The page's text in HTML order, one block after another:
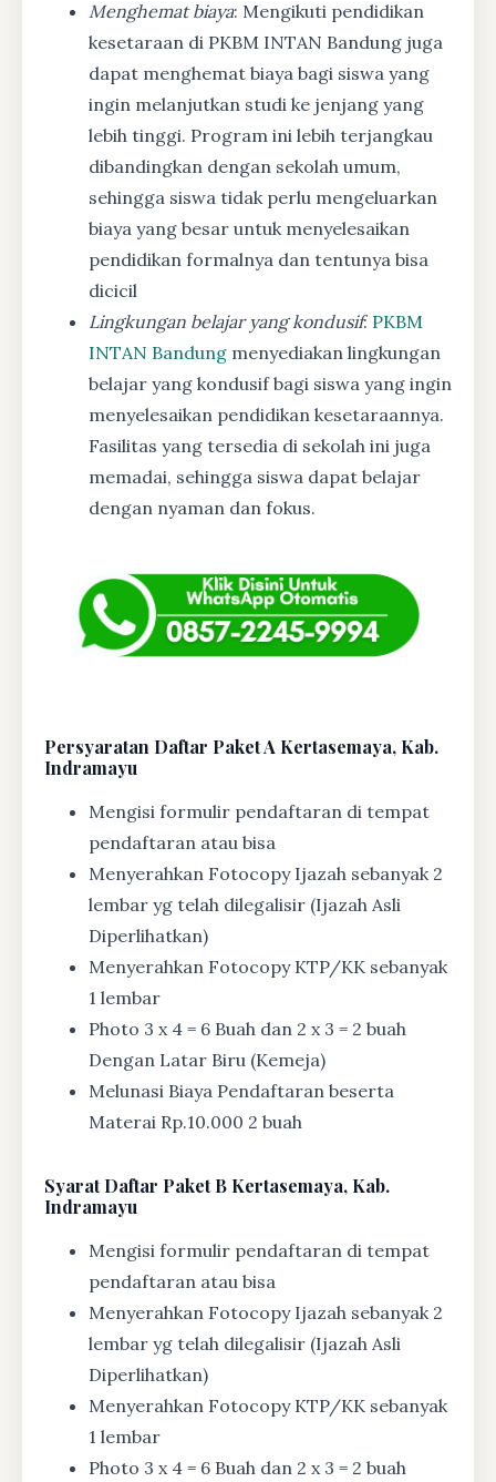
Menghemat biaya: Mengikuti pendidikan
kesetaraan di PKBM INTAN Bandung juga
dapat menghemat biaya bagi siswa yang
ingin melanjutkan studi ke jenjang yang
lebih tinggi. Program ini lebih terjangkau
dibandingkan dengan sekolah umum,
sehingga siswa tidak perlu mengeluarkan
biaya yang besar untuk menyelesaikan
pendidikan formalnya dan tentunya bisa
dicicil
Lingkungan belajar yang kondusif: PKBM
INTAN Bandung menyediakan lingkungan
belajar yang kondusif bagi siswa yang ingin
menyelesaikan pendidikan kesetaraannya.
Fasilitas yang tersedia di sekolah ini juga
memadai, sehingga siswa dapat belajar
dengan nyaman dan fokus.
Persyaratan Daftar Paket A Kertasemaya, Kab.
Indramayu
Mengisi formulir pendaftaran di tempat
pendaftaran atau bisa
Menyerahkan Fotocopy Ijazah sebanyak 2
lembar yg telah dilegalisir (Ijazah Asli
Diperlihatkan)
Menyerahkan Fotocopy KTP/KK sebanyak
1 lembar
Photo 3 x 4 = 6 Buah dan 2 x 3 = 2 buah
Dengan Latar Biru (Kemeja)
Melunasi Biaya Pendaftaran beserta
Materai Rp.10.000 2 buah
SyaratDaftar Paket B Kertasemaya, Kab.
Indramayu
Mengisi formulir pendaftaran di tempat
pendaftaran atau bisa
Menyerahkan Fotocopy Ijazah sebanyak 2
lembar yg telah dilegalisir (Ijazah Asli
Diperlihatkan)
Menyerahkan Fotocopy KTP/KK sebanyak
1 lembar
Photo 3 x 4 = 6 Buah dan 2 x 3 = 2 buah